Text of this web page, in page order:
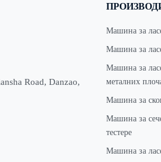
Road, Danzao,
Машина за
Машина за
Машина за
металних
Машина за
Машина за
тестере
Машина за